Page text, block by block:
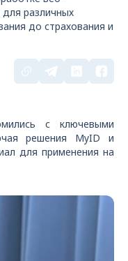
различных
до страхования и
с ключевыми
решения MyID и
для применения на